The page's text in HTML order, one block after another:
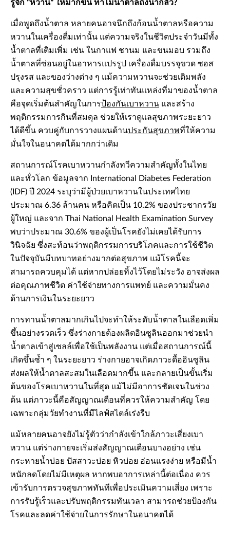
รู้จัก "หวาน" ให้มากขึ้น ทำไมน้ำตาลถึงน่ากลัว?
เมื่อพูดถึงน้ำตาล หลายคนอาจนึกถึงก้อนน้ำตาลหรือความ
หวานในเครื่องดื่มเท่านั้น แต่ความจริงในชีวิตประจำวันมีทั้ง
น้ำตาลที่เติมเพิ่ม เช่น ในกาแฟ ชานม และขนมอบ รวมถึง
น้ำตาลที่ซ่อนอยู่ในอาหารแปรรูป เครื่องดื่มบรรจุขวด ซอส
ปรุงรส และของว่างต่าง ๆ แม้ความหวานจะช่วยเติมพลัง
และความสุขชั่วคราว แต่การรู้เท่าทันแหล่งที่มาของน้ำตาล
คือจุดเริ่มต้นสำคัญในการป้องกันเบาหวาน และสร้าง
พฤติกรรมการกินที่สมดุล ช่วยให้เราดูแลสุขภาพระยะยาว
ได้ดีขึ้น ควบคู่กับการวางแผนด้านประกันสุขภาพที่ให้ความ
มั่นใจในอนาคตได้มากกว่าเดิม
สถานการณ์โรคเบาหวานกำลังทวีความสำคัญทั้งในไทย
และทั่วโลก ข้อมูลจาก International Diabetes Federation
(IDF) ปี 2024 ระบุว่ามีผู้ป่วยเบาหวานในประเทศไทย
ประมาณ 6.36 ล้านคน หรือคิดเป็น 10.2% ของประชากรวัย
ผู้ใหญ่ และจาก Thai National Health Examination Survey
พบว่าประมาณ 30.6% ของผู้เป็นโรคยังไม่เคยได้รับการ
วินิจฉัย ซึ่งสะท้อนว่าพฤติกรรมการบริโภคและการใช้ชีวิต
ในปัจจุบันมีบทบาทอย่างมากต่อสุขภาพ แม้โรคนี้จะ
สามารถควบคุมได้ แต่หากปล่อยทิ้งไว้โดยไม่ระวัง อาจส่งผล
ต่อคุณภาพชีวิต ค่าใช้จ่ายทางการแพทย์ และความมั่นคง
ด้านการเงินในระยะยาว
การทานน้ำตาลมากเกินไปจะทำให้ระดับน้ำตาลในเลือดเพิ่ม
ขึ้นอย่างรวดเร็ว ซึ่งร่างกายต้องผลิตอินซูลินออกมาช่วยนำ
น้ำตาลเข้าสู่เซลล์เพื่อใช้เป็นพลังงาน แต่เมื่อสถานการณ์นี้
เกิดขึ้นซ้ำ ๆ ในระยะยาว ร่างกายอาจเกิดภาวะดื้ออินซูลิน
ส่งผลให้น้ำตาลสะสมในเลือดมากขึ้น และกลายเป็นขั้นเริ่ม
ต้นของโรคเบาหวานในที่สุด แม้ไม่มีอาการชัดเจนในช่วง
ต้น แต่ภาวะนี้คือสัญญาณเตือนที่ควรให้ความสำคัญ โดย
เฉพาะกลุ่มวัยทำงานที่มีไลฟ์สไตล์เร่งรีบ
แม้หลายคนอาจยังไม่รู้ตัวว่ากำลังเข้าใกล้ภาวะเสี่ยงเบา
หวาน แต่ร่างกายจะเริ่มส่งสัญญาณเตือนบางอย่าง เช่น
กระหายน้ำบ่อย ปัสสาวะบ่อย หิวบ่อย อ่อนแรงง่าย หรือมีน้ำ
หนักลดโดยไม่มีเหตุผล หากพบอาการเหล่านี้ต่อเนื่อง ควร
เข้ารับการตรวจสุขภาพทันทีเพื่อประเมินความเสี่ยง เพราะ
การรับรู้เร็วและปรับพฤติกรรมทันเวลา สามารถช่วยป้องกัน
โรคและลดค่าใช้จ่ายในการรักษาในอนาคตได้